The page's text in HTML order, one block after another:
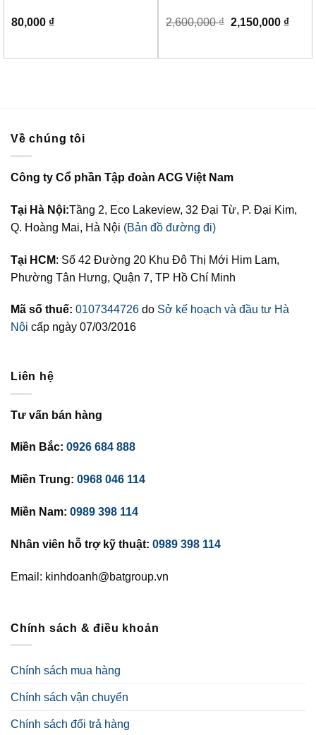
80,000 ₫ 2,600,000₫ Giá
2,600,000 ₫.
2,150,000 ₫Giá
là:
Về chúng tôi
Công ty Cổ phần Tập đoàn ACG Việt Nam
Tại Hà Nội:Tầng 2, Eco Lakeview, 32 Đại Từ, P. Đại Kim,
Q. Hoàng Mai, Hà Nội (Bản đồ đường đi)
Tại HCM: Số 42 Đường 20 Khu Đô Thị Mới Him Lam,
Phường Tân Hưng, Quận 7, TP Hồ Chí Minh
Mã số thuế: 0107344726 do Sở kế hoạch và đầu tư Hà
Nội cấp ngày 07/03/2016
Liên hệ
Tư vấn bán hàng
Miền Bắc: 0926 684 888
Miền Trung: 0968 046 114
Miền Nam: 0989 398 114
Nhân viên hỗ trợ kỹ thuật: 0989 398 114
Email: kinhdoanh@batgroup.vn
Chính sách & điều khoản
Chính sách mua hàng
Chính sách vận chuyển
Chính sách đổi trả hàng